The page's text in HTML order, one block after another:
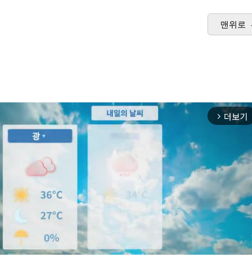
맨위로
arrow_forward_ios 더보기